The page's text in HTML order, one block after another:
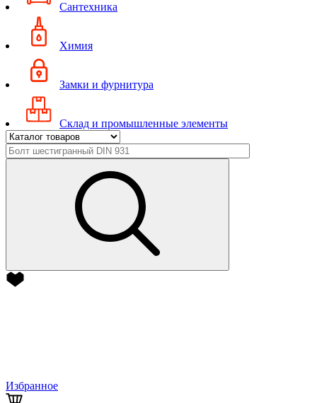
Сантехника
Химия
Замки и фурнитура
Склад и промышленные элементы
Избранное